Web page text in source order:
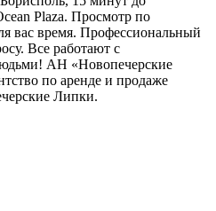
Plaza. Просмотр по
вас время. Профессиональный
Все работают с
АН «Новопечерские
по аренде и продаже
Липки.